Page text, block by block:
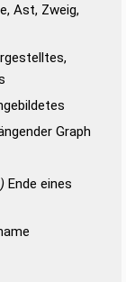
Ast, Zweig,
Graph
Ende eines